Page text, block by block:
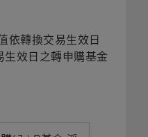
依轉換交易生效日
效日之轉申購基金